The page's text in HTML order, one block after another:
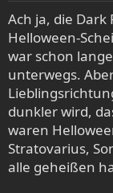
Ach ja, die
Helloween-
war schon
unterwegs.
dunkler wird,
waren
Stratovarius,
alle geheißen